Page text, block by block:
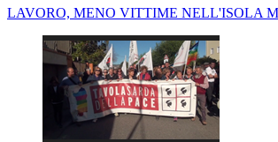
LAVORO, MENO VITTIME NELL'ISOLA